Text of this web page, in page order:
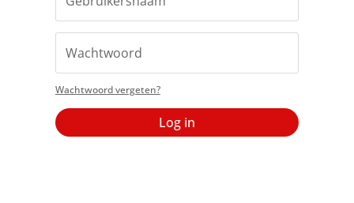
Wachtwoord vergeten?
Log in